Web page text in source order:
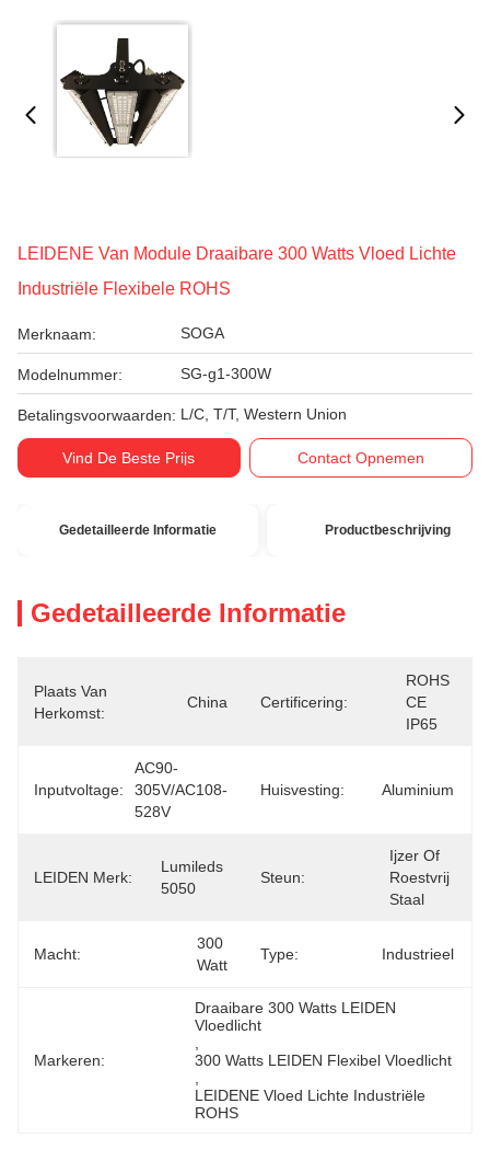
LEIDENE Van Module Draaibare 300 Watts Vloed Lichte
Industriële Flexibele ROHS
Merknaam: SOGA
Modelnummer: SG-g1-300W
Betalingsvoorwaarden: L/C, T/T, Western Union
Vind De Beste Prijs Contact Opnemen
Gedetailleerde Informatie Productbeschrijving
Gedetailleerde Informatie
Plaats Van
Herkomst:
China Certificering:
ROHS
CE
IP65
Inputvoltage:
AC90-
305V/AC108-
528V
Huisvesting: Aluminium
LEIDEN Merk:
Lumileds
5050
Steun:
Ijzer Of
Roestvrij
Staal
Macht:
300
Watt
Type: Industrieel
Markeren:
Draaibare 300 Watts LEIDEN
Vloedlicht
300 Watts LEIDEN Flexibel Vloedlicht
LEIDENE Vloed Lichte Industriële
ROHS